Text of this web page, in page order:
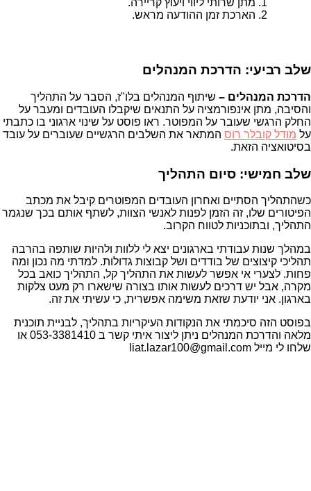
הארכת זמן ההודעה מראש.
שלב רביעי: הדרכת המנהלים
הדרכת המנהלים – שיתוף המנהלים בלו"ז, הסבר על התהליך
והסיבה, מתן אינפורמציה על התנאים שיקבלו העובדים ומעבר על
החלק הרגשי שעובר על המפוטר. ראו פוסט על שינוי ארגוני בו כתבתי
על מודל קובלר רוס המתאר את השלבים הרגשיים שעוברים על עובד
בסיטואציה הזאת.
שלב חמישי: סיום התהליך
כשהתהליך הסתיים ואחרון העובדים המפוטרים קיבל את מכתב
הפיטורים שלו, זה הזמן לפנות לאנשי הצוות, לשתף אותם בכך שנגמר
התהליך, ובתוכניות לטווח הקרוב.
במהלך שנות עבודתי בארגונים יצא לי ללוות ולהיות שותפה בהרבה
תהליכי קיצוצים של בודדים ושל קבוצות גדולות. למדתי מה נכון ומה
פחות. לצערי אי אפשר לעשות את התהליך קל, התהליך כואב בכל
מקרה, אבל יש דרכים לעשות אותו בצורה שישארו רק מעט צלקות
בארגון. אני יודעת שזאת משימה אפשרית, כי עשיתי את זה.
בפוסט הזה סיכמתי את הנקודות העיקריות בתהליך, לבניית תוכנית
מלאה והדרכת המנהלים ניתן ליצור איתי קשר ב 053-3381410 או
שלחו לי מייל liat.lazar100@gmail.com